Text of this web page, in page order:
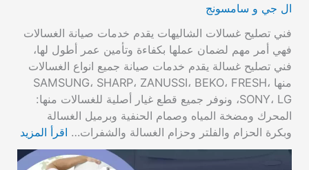
ال جي و سامسونج
فني تصليح غسالات الشاليهات يقدم خدمات صيانة الغسالات
فهي أمر مهم لضمان عملها بكفاءة وتأمين عمر أطول لها،
فني تصليح غسالة يقدم خدمات صيانة جميع انواع الغسالات
منها SAMSUNG، SHARP، ZANUSSI، BEKO، FRESH،
SONY، LG، ونوفر جميع قطع غيار أصلية للغسالات منها:
المحرك ومضخة المياه وصمام الحنفية وبرميل الغسالة
وبكرة الحزام والفلتر وحزام الغسالة والشفرات… اقرأ المزيد